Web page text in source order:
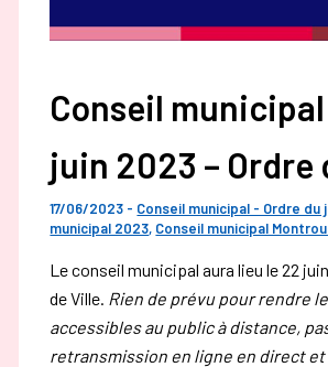
Conseil
juin 2023 – Ordre
17/06/2023 - Conseil municipal - Ordre du
municipal 2023, Conseil municipal
Le conseil municipal aura lieu le 22 juin
de Ville. Rien de prévu pour rendre
accessibles au public à distance,
retransmission en ligne en direct et